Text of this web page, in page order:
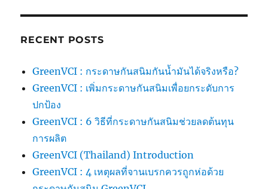
RECENT POSTS
GreenVCI : กระดาษกันสนิมกันน้ำมันได้จริงหรือ?
GreenVCI : เพิ่มกระดาษกันสนิมเพื่อยกระดับการ
ปกป้อง
GreenVCI : 6 วิธีที่กระดาษกันสนิมช่วยลดต้นทุน
การผลิต
GreenVCI (Thailand) Introduction
GreenVCI : 4 เหตุผลที่จานเบรกควรถูกห่อด้วย